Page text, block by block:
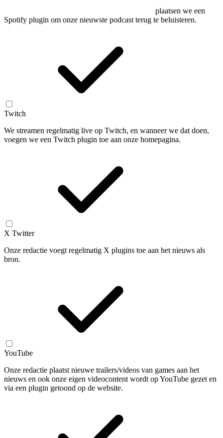
plaatsen we een
Spotify plugin om onze nieuwste podcast terug te beluisteren.
Twitch
We streamen regelmatig live op Twitch, en wanneer we dat doen,
voegen we een Twitch plugin toe aan onze homepagina.
X Twitter
Onze redactie voegt regelmatig X plugins toe aan het nieuws als
bron.
YouTube
Onze redactie plaatst nieuwe trailers/videos van games aan het
nieuws en ook onze eigen videocontent wordt op YouTube gezet en
via een plugin getoond op de website.